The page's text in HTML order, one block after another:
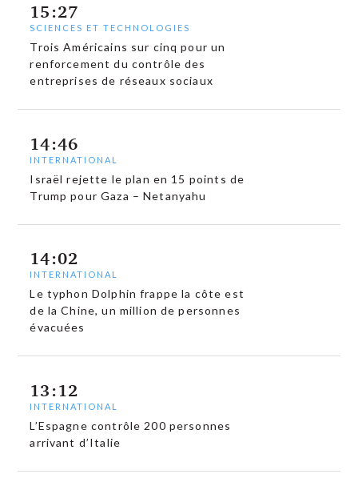
15:27
SCIENCES ET TECHNOLOGIES
Trois Américains sur cinq pour un
renforcement du contrôle des
entreprises de réseaux sociaux
14:46
INTERNATIONAL
Israël rejette le plan en 15 points de
Trump pour Gaza – Netanyahu
14:02
INTERNATIONAL
Le typhon Dolphin frappe la côte est
de la Chine, un million de personnes
évacuées
13:12
INTERNATIONAL
L’Espagne contrôle 200 personnes
arrivant d’Italie